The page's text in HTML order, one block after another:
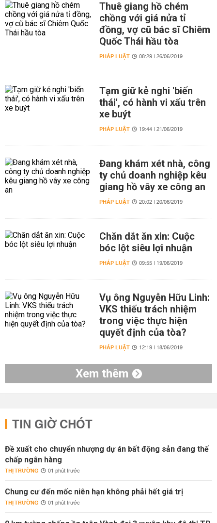
Thuê giang hồ chém
chồng với giá nửa tỉ
đồng, vợ cũ bác sĩ Chiêm
Quốc Thái hầu tòa
PHÁP LUẬT 08:29 | 26/06/2019
Tạm giữ kẻ nghi 'biến
thái', có hành vi xấu trên
xe buýt
PHÁP LUẬT 19:44 | 21/06/2019
Đang khám xét nhà, công
ty chủ doanh nghiệp kêu
giang hồ vây xe công an
PHÁP LUẬT 20:02 | 20/06/2019
Chăn dắt ăn xin: Cuộc
bóc lột siêu lợi nhuận
PHÁP LUẬT 09:55 | 19/06/2019
Vụ ông Nguyễn Hữu Linh:
VKS thiếu trách nhiệm
trong việc thực hiện
quyết định của tòa?
PHÁP LUẬT 12:19 | 18/06/2019
Xem thêm
TIN GIỜ CHÓT
Đề xuất cho chuyển nhượng dự án bất động sản đang thế
chấp ngân hàng
THỊ TRƯỜNG 01 phút trước
Chung cư đến mốc niên hạn không phải hết giá trị
THỊ TRƯỜNG 01 phút trước